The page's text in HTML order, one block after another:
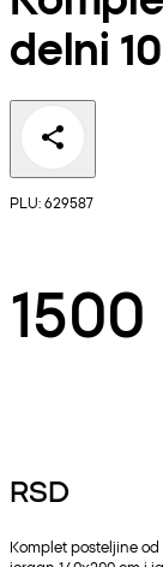
delni
PLU: 629587
1500
RSD
Komplet posteljine